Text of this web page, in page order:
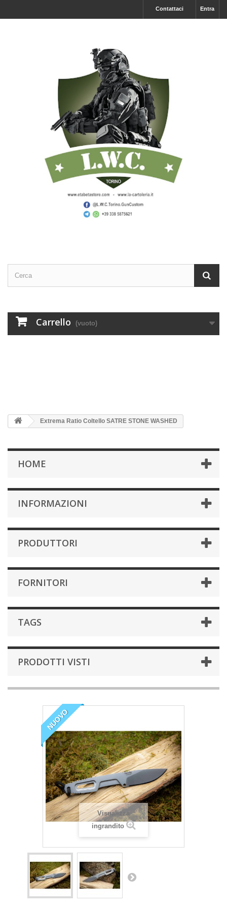
Entra
Contattaci
Carrello (vuoto)
Extrema Ratio Coltello SATRE STONE WASHED
HOME
INFORMAZIONI
PRODUTTORI
FORNITORI
TAGS
PRODOTTI VISTI
NUOVO
Visualizza
ingrandito